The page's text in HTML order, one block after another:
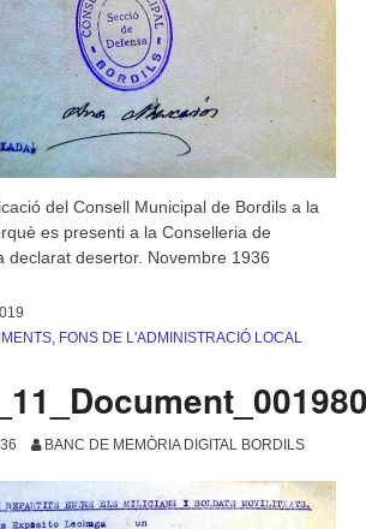
del Consell Municipal de Bordils a la
es presenti a la Conselleria de
declarat desertor. Novembre 1936
, FONS DE L'ADMINISTRACIÓ LOCAL
BANC DE MEMÒRIA DIGITAL BORDILS